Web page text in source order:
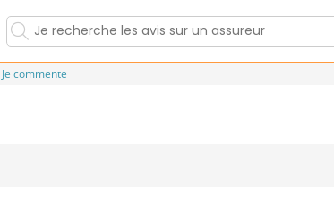
Je commente